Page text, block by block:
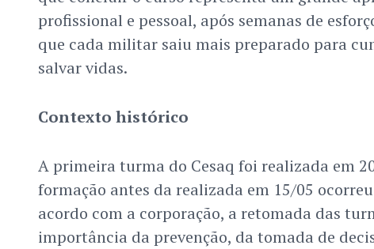
profissional e pessoal, após semanas de
que cada militar saiu mais preparado para
salvar vidas.
Contexto histórico
A primeira turma do Cesaq foi realizada em
formação antes da realizada em 15/05 ocorreu
acordo com a corporação, a retomada das
importância da prevenção, da tomada de